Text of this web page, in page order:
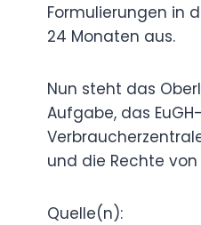
Formulierungen in
24 Monaten aus.
Nun steht das
Aufgabe, das
und die Rechte
Quelle(n):